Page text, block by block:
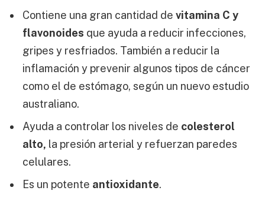
Contiene una gran cantidad de vitamina C y
flavonoides que ayuda a reducir infecciones,
gripes y resfriados. También a reducir la
inflamación y prevenir algunos tipos de cáncer
como el de estómago, según un nuevo estudio
australiano.
Ayuda a controlar los niveles de colesterol
alto, la presión arterial y refuerzan paredes
celulares.
Es un potente antioxidante.